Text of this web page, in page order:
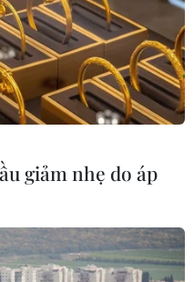
giảm nhẹ do áp